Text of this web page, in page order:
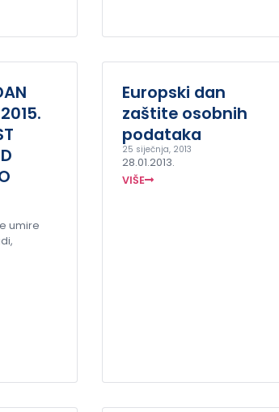
umire
Europski dan
zaštite osobnih
podataka
25 siječnja, 2013
28.01.2013.
VIŠE